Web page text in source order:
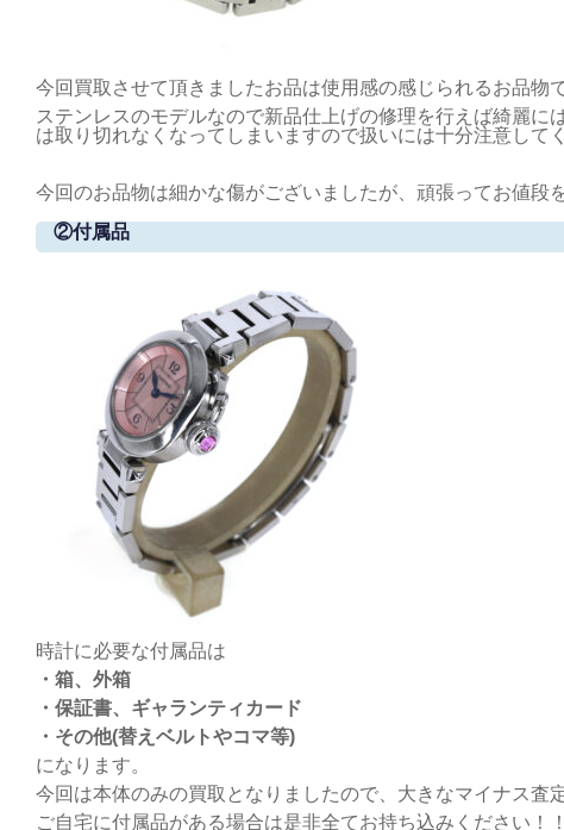
今回買取させて頂きましたお品は使用感の感じられるお品物
ステンレスのモデルなので新品仕上げの修理を行えば綺麗に
は取り切れなくなってしまいますので扱いには十分注意して
今回のお品物は細かな傷がございましたが、頑張ってお値段
②付属品
時計に必要な付属品は
・箱、外箱
・保証書、ギャランティカード
・その他(替えベルトやコマ等)
になります。
今回は本体のみの買取となりましたので、大きなマイナス査
ご自宅に付属品がある場合は是非全てお持ち込みください！